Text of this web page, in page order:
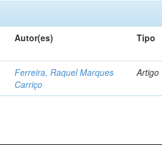
Autor(es) Tipo
Ferreira, Raquel Marques
Carriço
Artigo